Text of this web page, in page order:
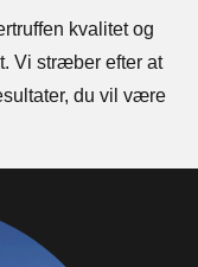
kvalitet og
Vi stræber efter at
du vil være